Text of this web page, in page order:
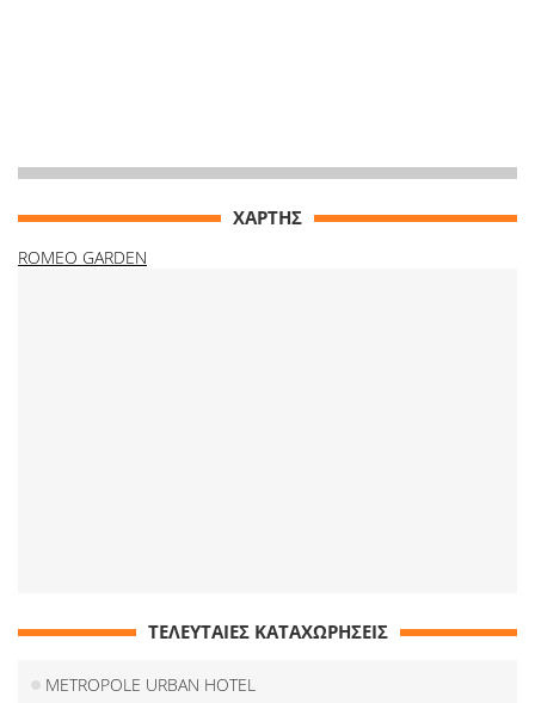
ΧΑΡΤΗΣ
ROMEO GARDEN
ΤΕΛΕΥΤΑΙΕΣ ΚΑΤΑΧΩΡΗΣΕΙΣ
METROPOLE URBAN HOTEL